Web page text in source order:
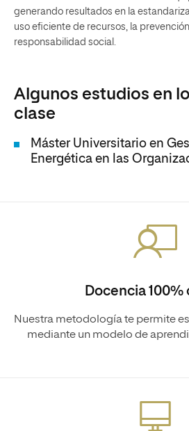
generando resultados en la
uso eficiente de recursos, la
responsabilidad social.
Algunos estudios en
clase
Máster Universitario en
Energética en las
Docencia 100%
Nuestra metodología te permite
mediante un modelo de